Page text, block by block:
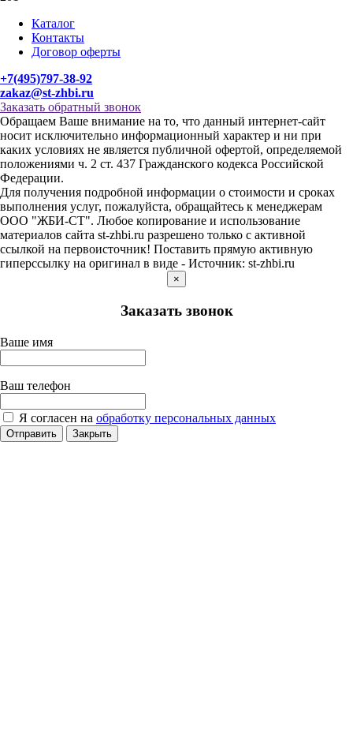
Каталог
Контакты
Договор оферты
+7(495)797-38-92
zakaz@st-zhbi.ru
Заказать обратный звонок
Обращаем Ваше внимание на то, что данный интернет-сайт
носит исключительно информационный характер и ни при
каких условиях не является публичной офертой, определяемой
положениями ч. 2 ст. 437 Гражданского кодекса Российской
Федерации.
Для получения подробной информации о стоимости и сроках
выполнения услуг, пожалуйста, обращайтесь к менеджерам
ООО "ЖБИ-СТ". Любое копирование и использование
материалов сайта st-zhbi.ru разрешено только с активной
ссылкой на первоисточник! Поставить прямую активную
гиперссылку на оригинал в виде - Источник: st-zhbi.ru
×
Заказать звонок
Ваше имя
Ваш телефон
Я согласен на обработку персональных данных
Отправить Закрыть